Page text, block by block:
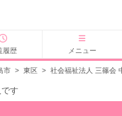
履歴 メニュー
市 > 東区 > 社会福祉法人 三篠会
す